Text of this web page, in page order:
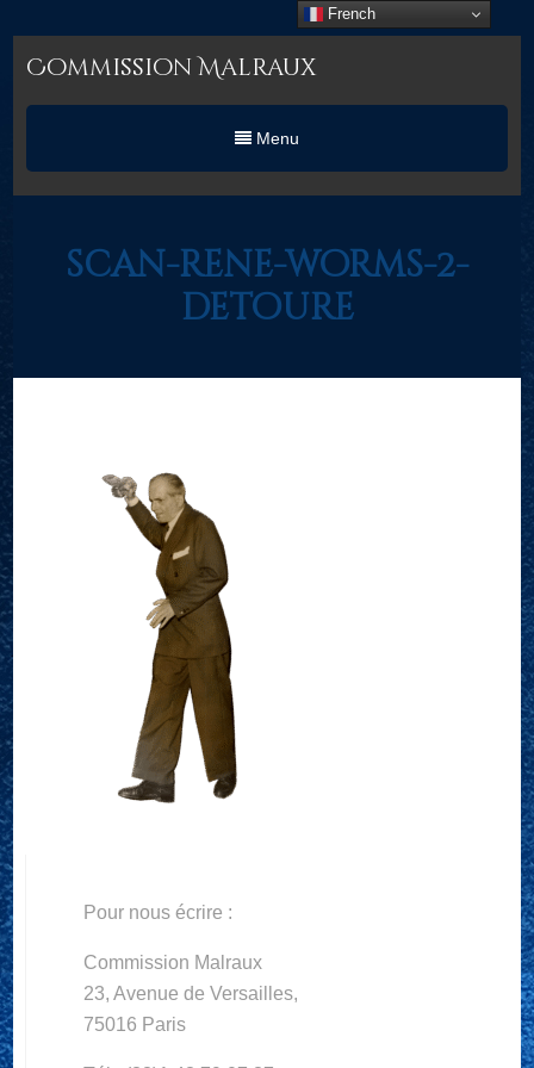
Commission Malraux
Menu
scan-rene-worms-2-
detoure
Pour nous écrire :
Commission Malraux
23, Avenue de Versailles,
75016 Paris
French